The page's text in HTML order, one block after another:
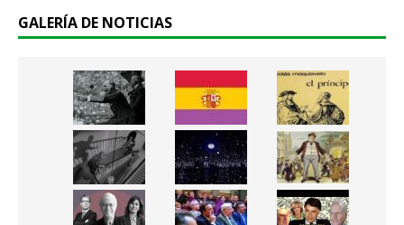
GALERÍA DE NOTICIAS